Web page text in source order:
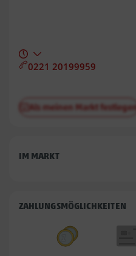
0221 20199959
Als meinen Markt festlegen
IM MARKT
ZAHLUNGSMÖGLICHKEITEN